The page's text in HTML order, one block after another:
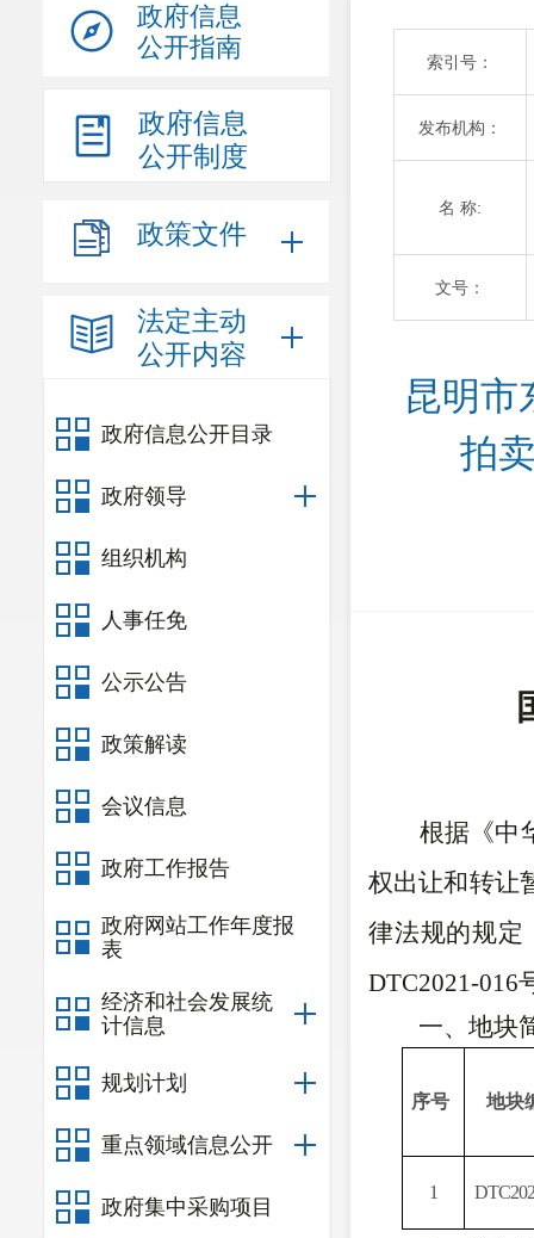
政府信息
公开指南
政府信息
公开制度
政策文件
法定主动
公开内容
政府信息公开目录
政府领导
组织机构
人事任免
公示公告
政策解读
会议信息
政府工作报告
政府网站工作年度报
表
经济和社会发展统
计信息
规划计划
重点领域信息公开
政府集中采购项目
索引号：
发布机构：
名 称:
文号：
昆明市
拍
根据《中
权出让和转让
律法规的规定
DTC2021-016
一、地块
序号 地块
1 DTC20